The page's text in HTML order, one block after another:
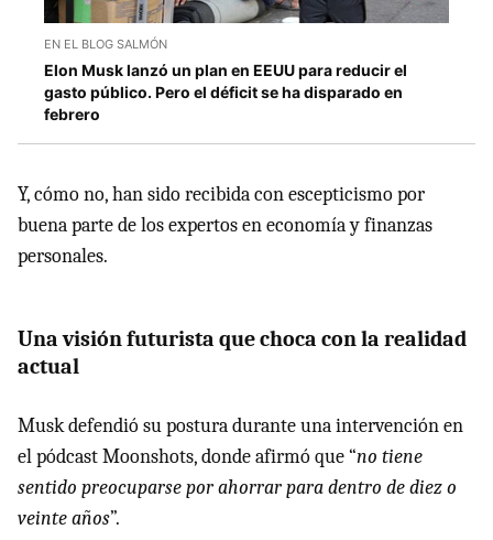
EN EL BLOG SALMÓN
Elon Musk lanzó un plan en EEUU para reducir el
gasto público. Pero el déficit se ha disparado en
febrero
Y, cómo no, han sido recibida con escepticismo por
buena parte de los expertos en economía y finanzas
personales.
Una visión futurista que choca con la realidad
actual
Musk defendió su postura durante una intervención en
el pódcast Moonshots, donde afirmó que “no tiene
sentido preocuparse por ahorrar para dentro de diez o
veinte años”.